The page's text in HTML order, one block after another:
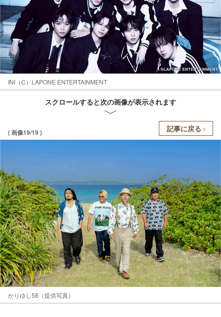
INI（C）LAPONE ENTERTAINMENT
スクロールすると次の画像が表示されます
( 画像19/19 ) 記事に戻る
かりゆし58（提供写真）